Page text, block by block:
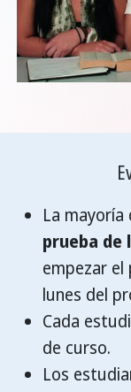
La
prueba de
empezar
lunes del
Cada
de curso.
Los